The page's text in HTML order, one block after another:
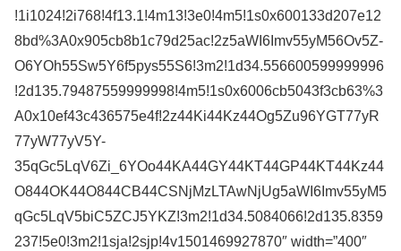
!1i1024!2i768!4f13.1!4m13!3e0!4m5!1s0x600133d207e12
8bd%3A0x905cb8b1c79d25ac!2z5aWI6Imv55yM56Ov5Z-
O6YOh55Sw5Y6f5pys55S6!3m2!1d34.556600599999996
!2d135.79487559999998!4m5!1s0x6006cb5043f3cb63%3
A0x10ef43c436575e4f!2z44Ki44Kz44Og5Zu96YGT77yR
77yW77yV5Y-
35qGc5LqV6Zi_6YOo44KA44GY44KT44GP44KT44Kz44
O844OK44O844CB44CSNjMzLTAwNjUg5aWI6Imv55yM5
qGc5LqV5biC5ZCJ5YKZ!3m2!1d34.5084066!2d135.8359
237!5e0!3m2!1sja!2sjp!4v1501469927870″ width=”400″